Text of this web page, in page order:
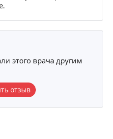
этого врача другим
отзыв